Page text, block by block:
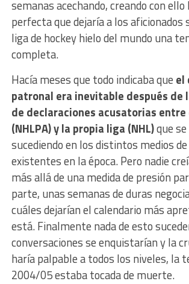
semanas acechando, creando con
perfecta que dejaría a los aficionados
liga de hockey hielo del mundo una
completa.
Hacía meses que todo indicaba que el
patronal era inevitable después de
de declaraciones acusatorias
(NHLPA) y la propia liga (NHL)que se
sucediendo en los distintos medios
existentes en la época. Pero nadie
más allá de una medida de presión
parte, unas semanas de duras
cuáles dejarían el calendario más
está. Finalmente nada de esto
conversaciones se enquistarían y la
haría palpable a todos los niveles, la
2004/05 estaba tocada de muerte.